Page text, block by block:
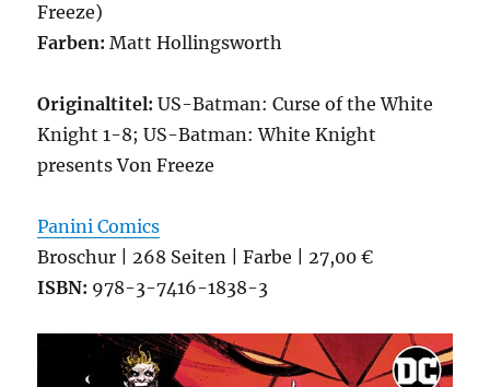
Freeze)
Farben: Matt Hollingsworth
Originaltitel:US-Batman: Curse of the White
Knight 1-8; US-Batman: White Knight
presents Von Freeze
Panini Comics
Broschur | 268 Seiten | Farbe | 27,00 €
ISBN: 978-3-7416-1838-3